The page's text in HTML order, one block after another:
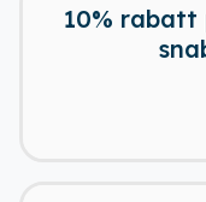
10% rabatt